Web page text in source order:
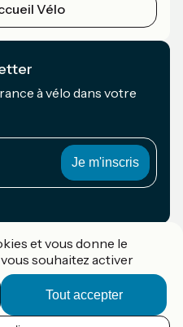
Vélo
à vélo dans votre
et vous donne le
souhaitez activer
Tout accepter